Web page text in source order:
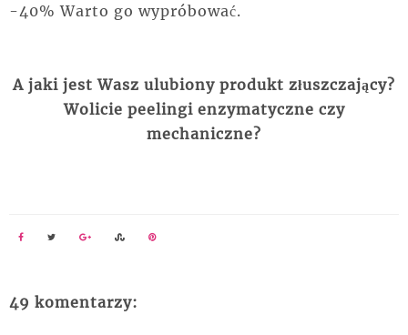
-40% Warto go wypróbować.
A jaki jest Wasz ulubiony produkt złuszczający?
Wolicie peelingi enzymatyczne czy
mechaniczne?
49 komentarzy: